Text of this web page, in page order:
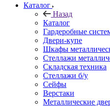
Каталог
Назад
Каталог
Гардеробные
Двери-купе
Шкафы
Стеллажи
Складская техника
Стеллажи б/у
Сейфы
Верстаки
Металлические